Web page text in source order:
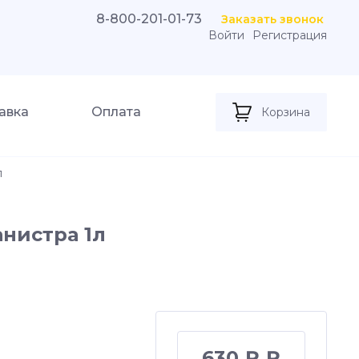
8-800-201-01-73
Заказать звонок
Войти
Регистрация
Оплата Корзина
1л